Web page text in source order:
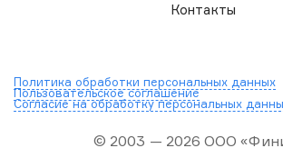
Контакты
Политика обработки персональных данных
Пользовательское соглашение
Согласие на обработку персональных
© 2003 — 2026 ООО